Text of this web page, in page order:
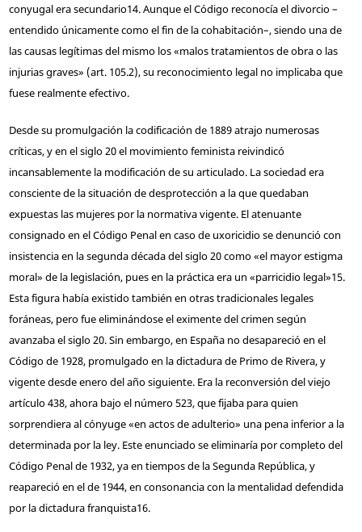
conyugal era secundario14. Aunque el Código reconocía el divorcio –
entendido únicamente como el fin de la cohabitación–, siendo una de
las causas legítimas del mismo los «malos tratamientos de obra o las
injurias graves» (art. 105.2), su reconocimiento legal no implicaba que
fuese realmente efectivo.
Desde su promulgación la codificación de 1889 atrajo numerosas
críticas, y en el siglo 20 el movimiento feminista reivindicó
incansablemente la modificación de su articulado. La sociedad era
consciente de la situación de desprotección a la que quedaban
expuestas las mujeres por la normativa vigente. El atenuante
consignado en el Código Penal en caso de uxoricidio se denunció con
insistencia en la segunda década del siglo 20 como «el mayor estigma
moral» de la legislación, pues en la práctica era un «parricidio legal»15.
Esta figura había existido también en otras tradicionales legales
foráneas, pero fue eliminándose el eximente del crimen según
avanzaba el siglo 20. Sin embargo, en España no desapareció en el
Código de 1928, promulgado en la dictadura de Primo de Rivera, y
vigente desde enero del año siguiente. Era la reconversión del viejo
artículo 438, ahora bajo el número 523, que fijaba para quien
sorprendiera al cónyuge «en actos de adulterio» una pena inferior a la
determinada por la ley. Este enunciado se eliminaría por completo del
Código Penal de 1932, ya en tiempos de la Segunda República, y
reapareció en el de 1944, en consonancia con la mentalidad defendida
por la dictadura franquista16.